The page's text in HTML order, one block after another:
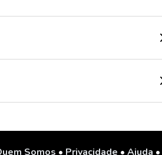
Somos • Privacidade • Ajuda •